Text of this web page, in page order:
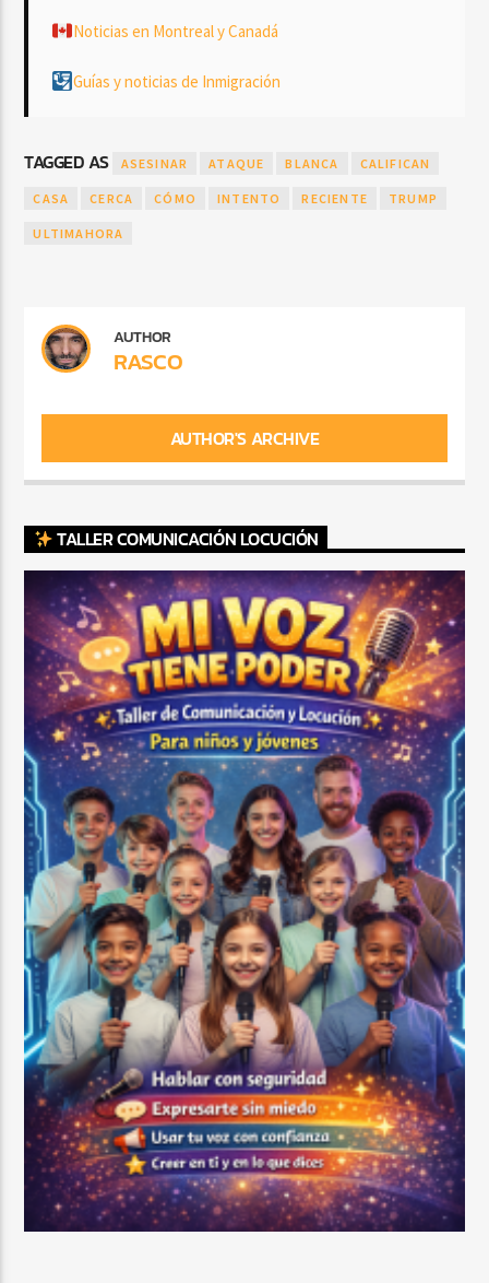
Noticias en Montreal y Canadá
Guías y noticias de Inmigración
TAGGED AS ASESINAR ATAQUE BLANCA CALIFICAN
CASA CERCA CÓMO INTENTO RECIENTE TRUMP
ULTIMAHORA
AUTHOR
RASCO
AUTHOR'S ARCHIVE
TALLER COMUNICACIÓN LOCUCIÓN